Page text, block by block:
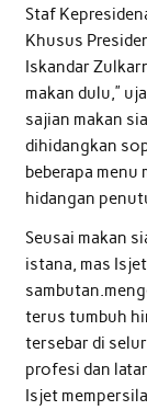
Staf
Khusus
Iskandar
makan dulu,”
sajian makan
dihidangkan
beberapa menu
hidangan
Seusai makan
istana, mas
terus tumbuh
tersebar di
profesi dan
Isjet